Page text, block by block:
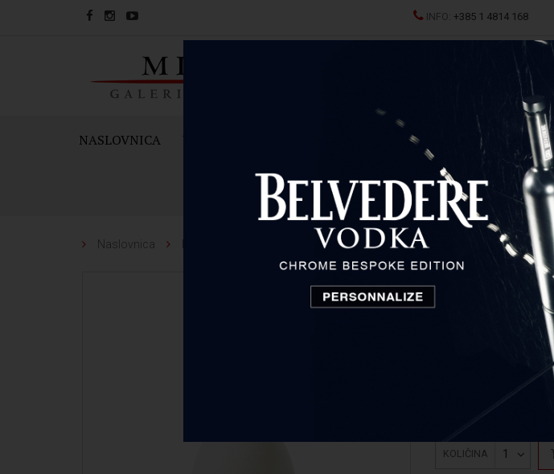
INFO: +385 1 4814 168
NASLOVNICA VINA SPRITZ ŽESTOKA PIĆA
Naslovnica Ruinart Ruinart Blanc de Blancs Second
Ruinart
Second Skin
Champagne,
KOLIČINA 1